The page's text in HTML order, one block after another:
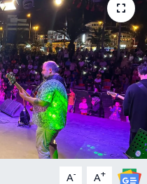
A- A+